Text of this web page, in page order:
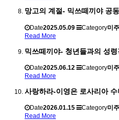
망고의 계절- 믹쓰떼끼야 공동
Date2025.05.09 Category미
Read More
믹쓰떼끼야- 청년들과의 성
Date2025.06.12 Category미
Read More
사랑하라-이영은 로사리아
Date2026.01.15 Category미
Read More